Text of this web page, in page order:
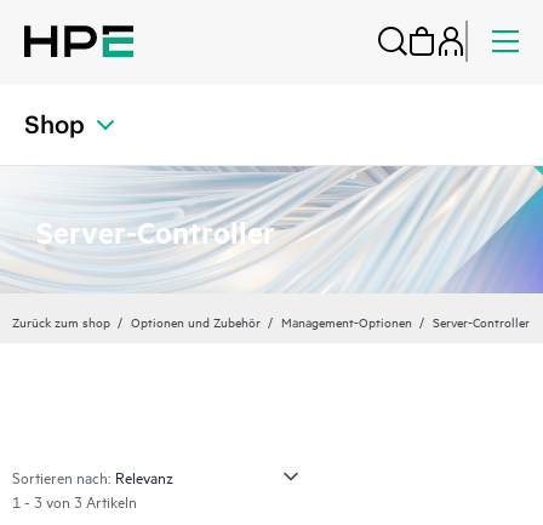
Shop
Server-Controller
Zurück zum shop Optionen und Zubehör Management-Optionen Server-Controller
Sortieren nach:
1 - 3 von 3 Artikeln